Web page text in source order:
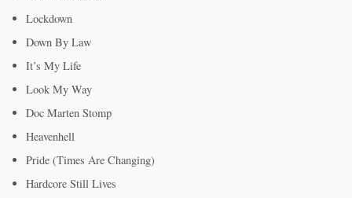
Lockdown
Down By Law
It’s My Life
Look My Way
Doc Marten Stomp
Heavenhell
Pride (Times Are Changing)
Hardcore Still Lives